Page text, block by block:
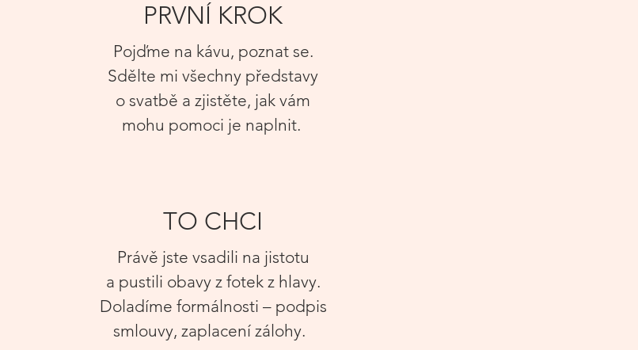
PRVNÍ KROK
Pojďme na kávu, poznat se.
Sdělte mi všechny představy
o svatbě a zjistěte, jak vám
mohu pomoci je naplnit.
TO CHCI
Právě jste vsadili na jistotu
a pustili obavy z fotek z hlavy.
Doladíme formálnosti –⁠ podpis
smlouvy, zaplacení zálohy.